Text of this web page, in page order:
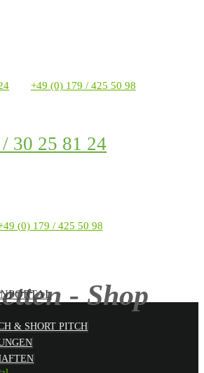
+49 (0) 179 / 425 50 98
30 25 81 24
(0) 179 / 425 50 98
- Shop
& SHORT PITCH